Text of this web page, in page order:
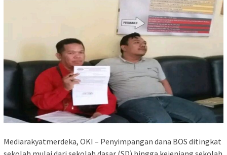
Mediarakyatmerdeka, OKI – Penyimpangan dana BOS ditingkat